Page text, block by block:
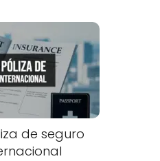
de seguro